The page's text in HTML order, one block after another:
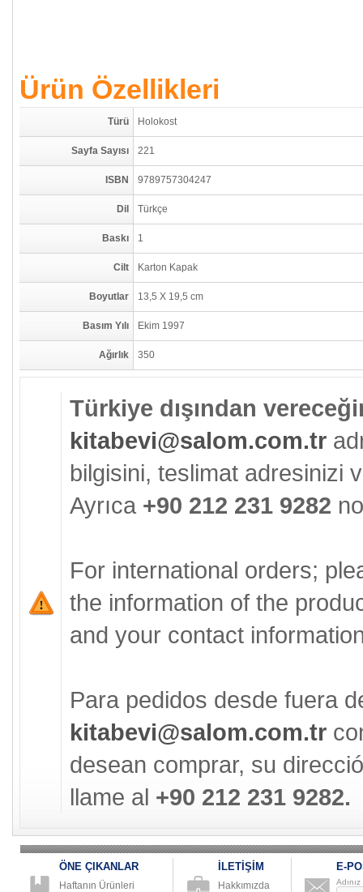
Ürün Özellikleri
Türü Holokost
Sayfa Sayısı 221
ISBN 9789757304247
Dil Türkçe
Baskı 1
Cilt Karton Kapak
Boyutlar 13,5 X 19,5 cm
Basım Yılı Ekim 1997
Ağırlık 350
Türkiye dışından
kitabevi@salom.com.tr
bilgisini, teslimat adresinizi
Ayrıca +90 212 231 9282
For international orders;
the information of the
and your contact
Para pedidos desde fuera
kitabevi@salom.com.tr
desean comprar, su
llame al +90 212 231 9282.
ÖNE ÇIKANLAR
Haftanın Ürünleri
İLETİŞİM
Hakkımızda
E-